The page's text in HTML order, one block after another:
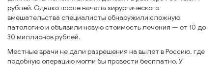
рублей. Однако после начала хирургического
вмешательства специалисты обнаружили сложную
патологию и объявили новую стоимость лечения — от 10 до
30 миллионов рублей.
Местные врачи не дали разрешения на вылет в Россию, где
подобную операцию могли бы провести бесплатно. У